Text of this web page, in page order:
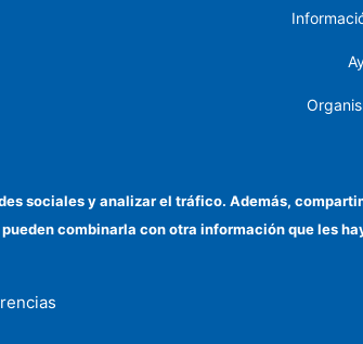
sociales y analizar el tráfico. Además,
combinarla con otra información que les